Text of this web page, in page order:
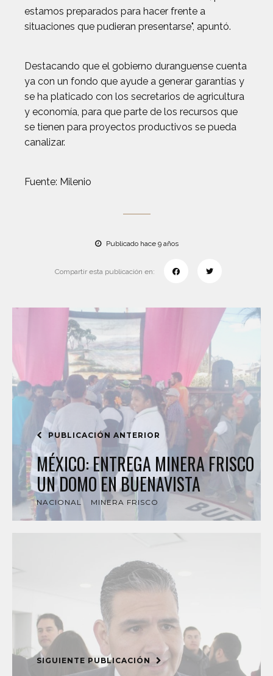
estamos preparados para hacer frente a
situaciones que pudieran presentarse", apuntó.
Destacando que el gobierno duranguense cuenta
ya con un fondo que ayude a generar garantías y
se ha platicado con los secretarios de agricultura
y economía, para que parte de los recursos que
se tienen para proyectos productivos se pueda
canalizar.
Fuente: Milenio
Publicado hace 9 años
Compartir esta publicación en:
PUBLICACIÓN ANTERIOR
MÉXICO: ENTREGA MINERA FRISCO
UN DOMO EN BUENAVISTA
NACIONAL MINERA FRISCO
SIGUIENTE PUBLICACIÓN